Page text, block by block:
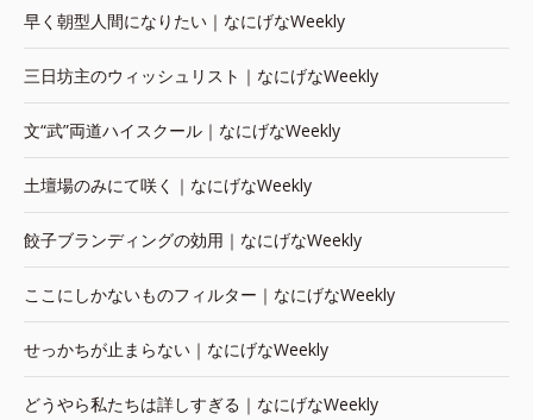
早く朝型人間になりたい｜なにげなWeekly
三日坊主のウィッシュリスト｜なにげなWeekly
文“武”両道ハイスクール｜なにげなWeekly
土壇場のみにて咲く｜なにげなWeekly
餃子ブランディングの効用｜なにげなWeekly
ここにしかないものフィルター｜なにげなWeekly
せっかちが止まらない｜なにげなWeekly
どうやら私たちは詳しすぎる｜なにげなWeekly